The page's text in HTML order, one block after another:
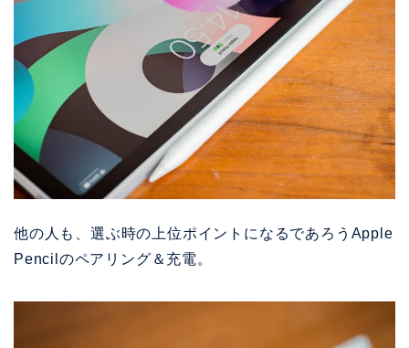
他の人も、選ぶ時の上位ポイントになるであろうApple
Pencilのペアリング＆充電。